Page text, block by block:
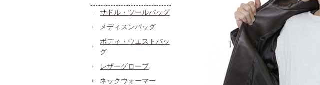
サドル・ツールバッグ
メディスンバッグ
ボディ・ウエストバッ
グ
レザーグローブ
ネックウォーマー